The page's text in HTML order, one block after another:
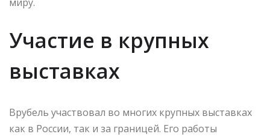
Участие в крупных
выставках
Врубель участвовал во многих крупных выставках
как в России, так и за границей. Его работы